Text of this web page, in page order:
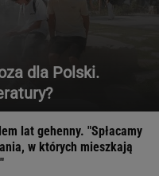
dla Polski.
lat gehenny. "Spłacamy
w których mieszkają